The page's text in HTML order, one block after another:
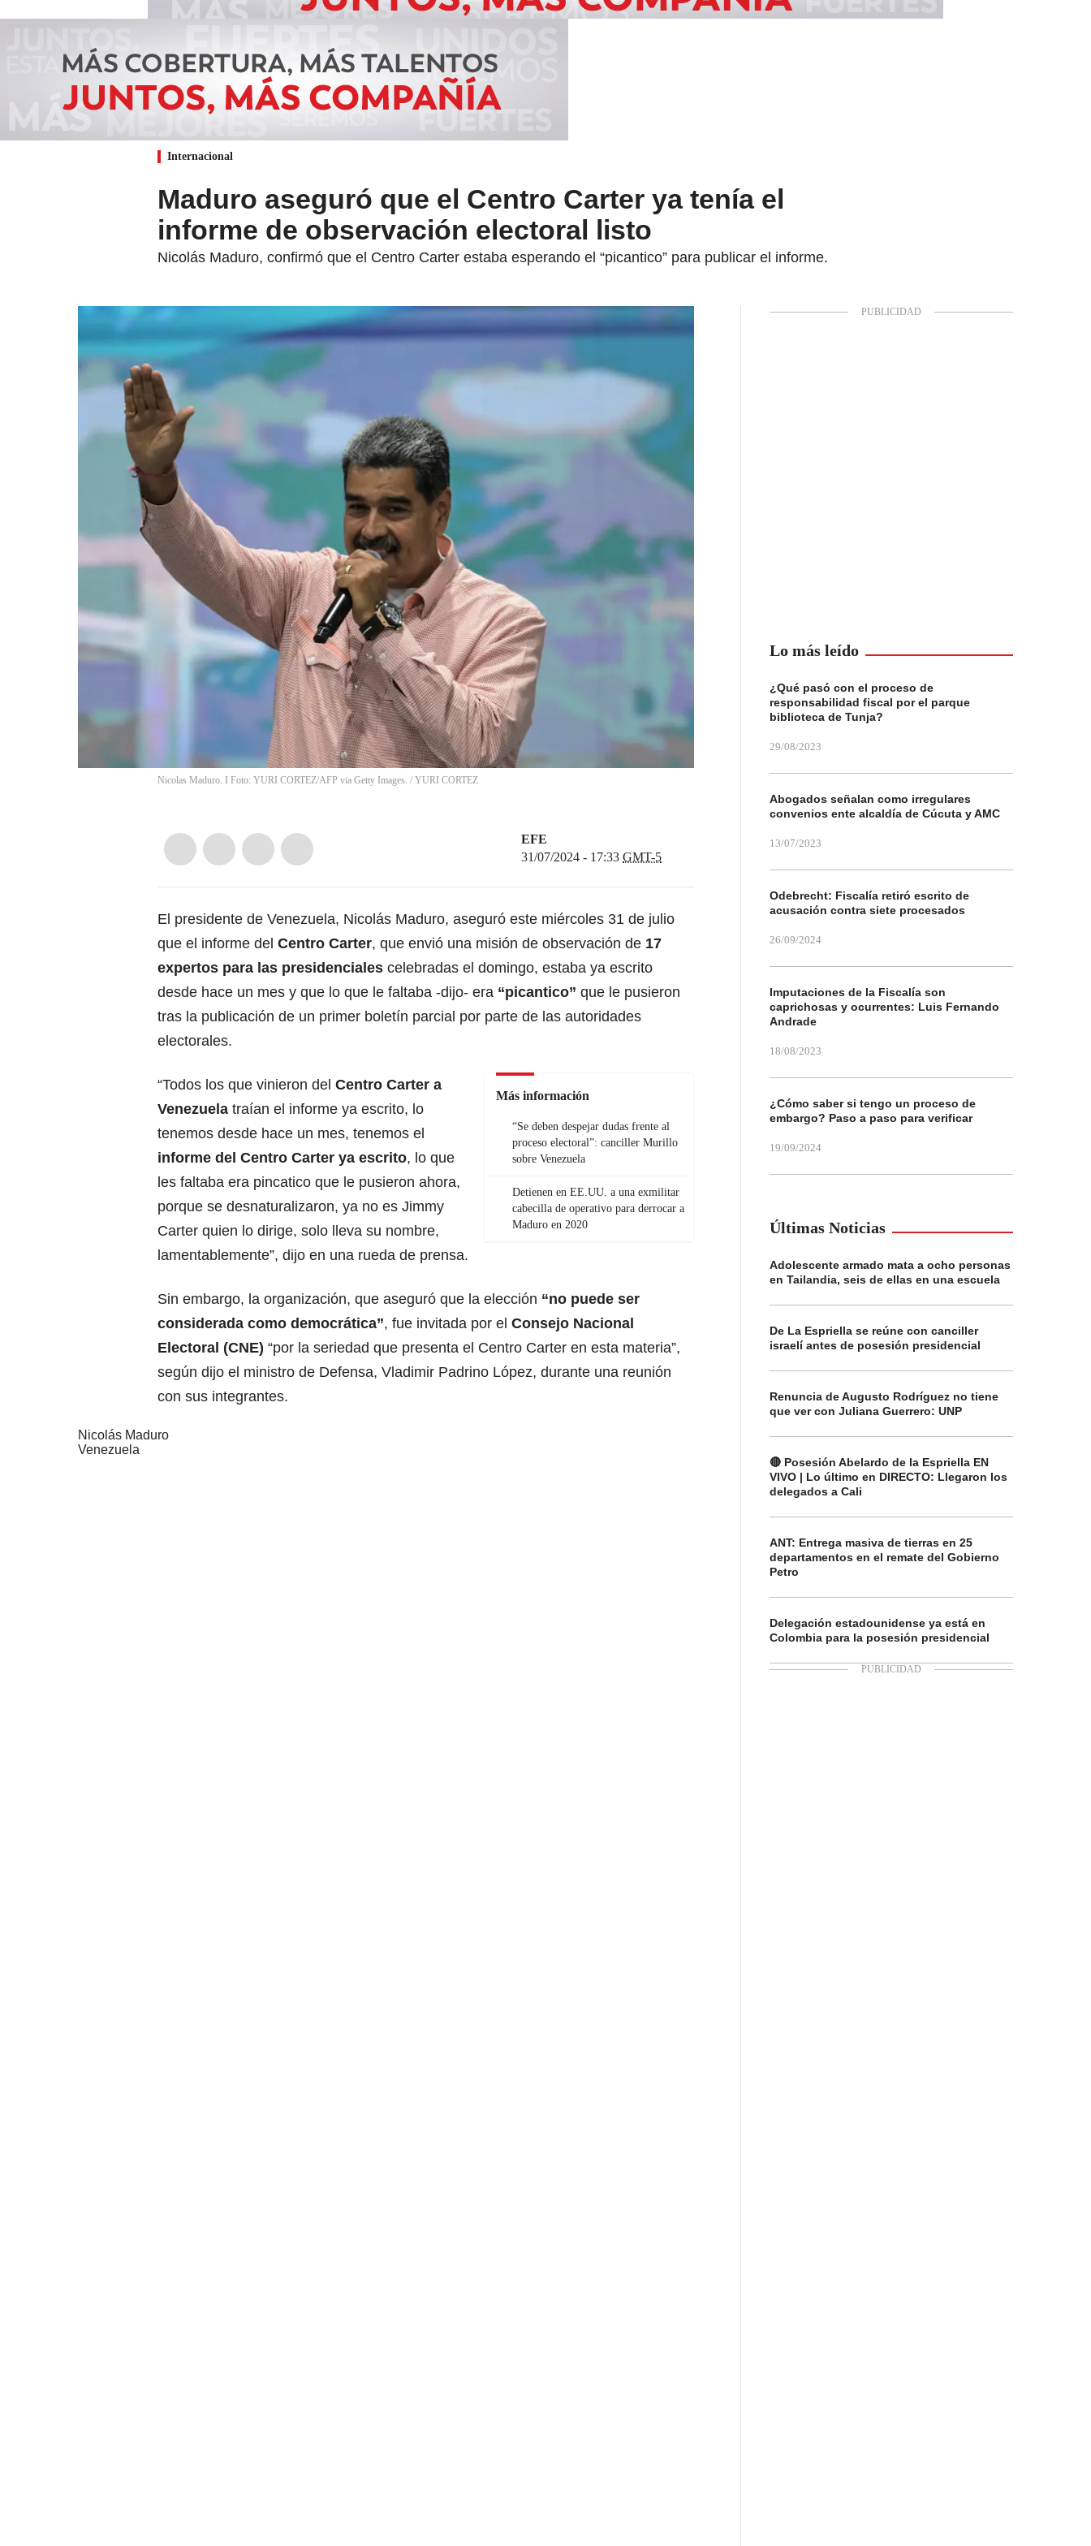
Internacional
Maduro aseguró que el Centro Carter ya tenía el
informe de observación electoral listo
Nicolás Maduro, confirmó que el Centro Carter estaba esperando el “picantico” para publicar el informe.
Nicolas Maduro. I Foto: YURI CORTEZ/AFP via Getty Images. / YURI CORTEZ
EFE
31/07/2024 - 17:33 GMT-5
El presidente de Venezuela, Nicolás Maduro, aseguró este miércoles 31 de julio
que el informe del Centro Carter, que envió una misión de observación de 17
expertos para las presidenciales celebradas el domingo, estaba ya escrito
desde hace un mes y que lo que le faltaba -dijo- era “picantico” que le pusieron
tras la publicación de un primer boletín parcial por parte de las autoridades
electorales.
Más información
“Se deben despejar dudas frente al
proceso electoral”: canciller Murillo
sobre Venezuela
Detienen en EE.UU. a una exmilitar
cabecilla de operativo para derrocar a
Maduro en 2020
“Todos los que vinieron del Centro Carter a
Venezuela traían el informe ya escrito, lo
tenemos desde hace un mes, tenemos el
informe del Centro Carter ya escrito, lo que
les faltaba era pincatico que le pusieron ahora,
porque se desnaturalizaron, ya no es Jimmy
Carter quien lo dirige, solo lleva su nombre,
lamentablemente”, dijo en una rueda de prensa.
Sin embargo, la organización, que aseguró que la elección “no puede ser
considerada como democrática”, fue invitada por el Consejo Nacional
Electoral (CNE) “por la seriedad que presenta el Centro Carter en esta materia”,
según dijo el ministro de Defensa, Vladimir Padrino López, durante una reunión
con sus integrantes.
Nicolás Maduro
Venezuela
Lo más leído
¿Qué pasó con el proceso de
responsabilidad fiscal por el parque
biblioteca de Tunja?
29/08/2023
Abogados señalan como irregulares
convenios ente alcaldía de Cúcuta y AMC
13/07/2023
Odebrecht: Fiscalía retiró escrito de
acusación contra siete procesados
26/09/2024
Imputaciones de la Fiscalía son
caprichosas y ocurrentes: Luis Fernando
Andrade
18/08/2023
¿Cómo saber si tengo un proceso de
embargo? Paso a paso para verificar
19/09/2024
Últimas Noticias
Adolescente armado mata a ocho personas
en Tailandia, seis de ellas en una escuela
De La Espriella se reúne con canciller
israelí antes de posesión presidencial
Renuncia de Augusto Rodríguez no tiene
que ver con Juliana Guerrero: UNP
🔴 Posesión Abelardo de la Espriella EN
VIVO | Lo último en DIRECTO: Llegaron los
delegados a Cali
ANT: Entrega masiva de tierras en 25
departamentos en el remate del Gobierno
Petro
Delegación estadounidense ya está en
Colombia para la posesión presidencial